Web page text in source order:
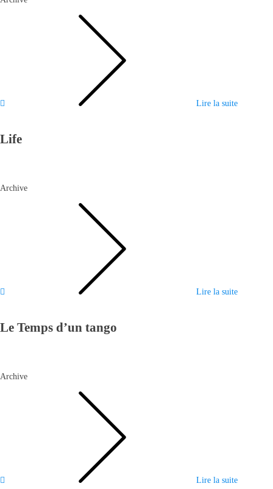
Lire la suite
Life
Archive
Lire la suite
Le Temps d’un tango
Archive
Lire la suite